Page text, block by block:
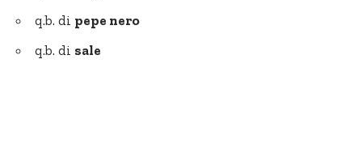
q.b. di pepe nero
q.b. di sale